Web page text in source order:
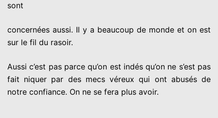
sont
concernées aussi. Il y a beaucoup de monde et on est
sur le fil du rasoir.
Aussi c’est pas parce qu’on est indés qu’on ne s’est pas
fait niquer par des mecs véreux qui ont abusés de
notre confiance. On ne se fera plus avoir.